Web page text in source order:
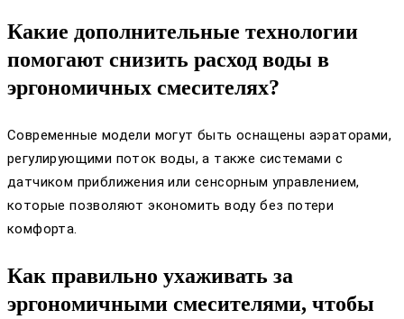
Какие дополнительные технологии
помогают снизить расход воды в
эргономичных смесителях?
Современные модели могут быть оснащены аэраторами,
регулирующими поток воды, а также системами с
датчиком приближения или сенсорным управлением,
которые позволяют экономить воду без потери
комфорта.
Как правильно ухаживать за
эргономичными смесителями, чтобы